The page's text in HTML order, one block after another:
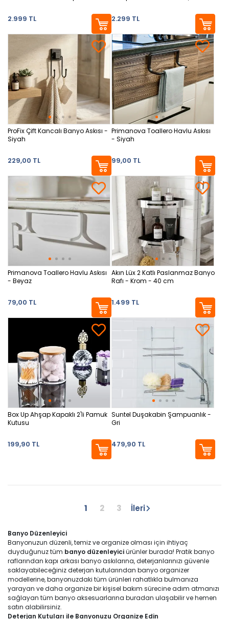
2.999 TL 2.299 TL
ProFix Çift Kancalı Banyo Askısı -
Siyah
229,00 TL
Primanova Toallero Havlu Askısı
- Siyah
99,00 TL
Primanova Toallero Havlu Askısı
- Beyaz
79,00 TL
Akın Lüx 2 Katlı Paslanmaz Banyo
Rafı - Krom - 40 cm
1.499 TL
Box Up Ahşap Kapaklı 2'li Pamuk
Kutusu
199,90 TL
Suntel Duşakabin Şampuanlık -
Gri
479,90 TL
1 2 3 İleri
Banyo Düzenleyici
Banyonuzun düzenli, temiz ve organize olması için ihtiyaç
duyduğunuz tüm banyo düzenleyiciürünler burada! Pratik banyo
raflarından kapı arkası banyo askılarına, deterjanlarınızı güvenle
saklayabileceğiniz deterjan kutularından banyo organizer
modellerine, banyonuzdaki tüm ürünleri rahatlıkla bulmanıza
yarayan ve daha organize bir kişisel bakım sürecine adım atmanızı
sağlayan tüm banyo aksesuarlarına buradan ulaşabilir ve hemen
satın alabilirsiniz.
Deterjan Kutuları ile Banyonuzu Organize Edin